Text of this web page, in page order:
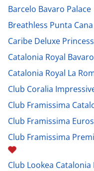
Barcelo Bavaro Palace
Breathless Punta
Caribe Deluxe Princess
Catalonia Royal Bavaro
Catalonia Royal La
Club Coralia
Club Framissima
Club Framissima
Club Framissima
Club Lookea Catalonia